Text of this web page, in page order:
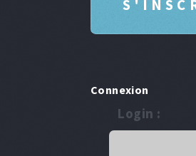
Connexion
Login :